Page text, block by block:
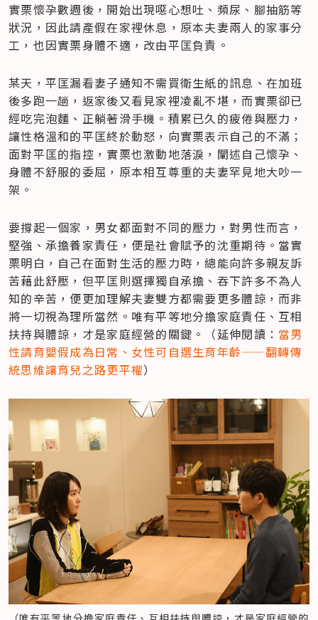
​實栗懷孕數週後，開始出現噁心想吐、頻尿、腳抽筋等
狀況，因此請產假在家裡休息，原本夫妻兩人的家事分
工，也因實栗身體不適，改由平匡負責。
某天，平匡漏看妻子通知不需買衛生紙的訊息、在加班
後多跑一趟，返家後又看見家裡凌亂不堪，而實栗卻已
經吃完泡麵、正躺著滑手機。積累已久的疲倦與壓力，
讓性格溫和的平匡終於動怒，向實栗表示自己的不滿；
面對平匡的指控，實栗也激動地落淚，闡述自己懷孕、
身體不舒服的委屈，原本相互尊重的夫妻罕見地大吵一
架。
要撐起一個家，男女都面對不同的壓力，對男性而言，
堅強、承擔養家責任，便是社會賦予的沈重期待。當實
栗明白，自己在面對生活的壓力時，總能向許多親友訴
苦藉此舒壓，但平匡則選擇獨自承擔、吞下許多不為人
知的辛苦，便更加理解夫妻雙方都需要更多體諒，而非
將一切視為理所當然。唯有平等地分擔家庭責任、互相
扶持與體諒，才是家庭經營的關鍵。（延伸閱讀： 當男
性請育嬰假成為日常、女性可自選生育年齡——翻轉傳
統思維讓育兒之路更平權）